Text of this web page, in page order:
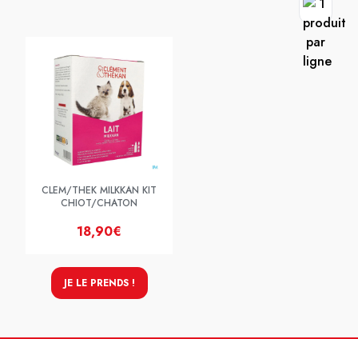
CLEM/THEK MILKKAN KIT
CHIOT/CHATON
18,90€
JE LE PRENDS !